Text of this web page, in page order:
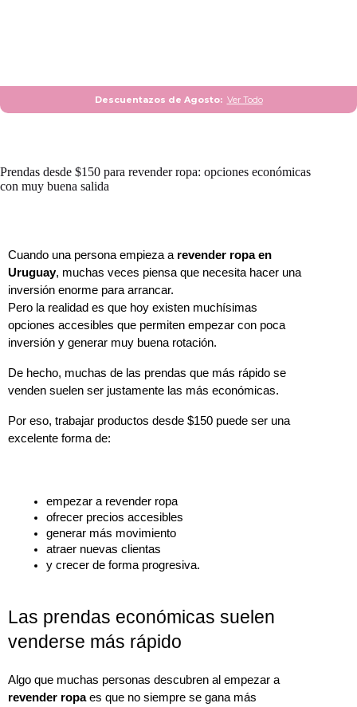
Descuentazos de Agosto: Ver Todo
Prendas desde $150 para revender ropa: opciones económicas
con muy buena salida
Cuando una persona empieza a revender ropa en
Uruguay, muchas veces piensa que necesita hacer una
inversión enorme para arrancar.
Pero la realidad es que hoy existen muchísimas
opciones accesibles que permiten empezar con poca
inversión y generar muy buena rotación.
De hecho, muchas de las prendas que más rápido se
venden suelen ser justamente las más económicas.
Por eso, trabajar productos desde $150 puede ser una
excelente forma de:
empezar a revender ropa
ofrecer precios accesibles
generar más movimiento
atraer nuevas clientas
y crecer de forma progresiva.
Las prendas económicas suelen
venderse más rápido
revender ropa es que no siempre se gana más